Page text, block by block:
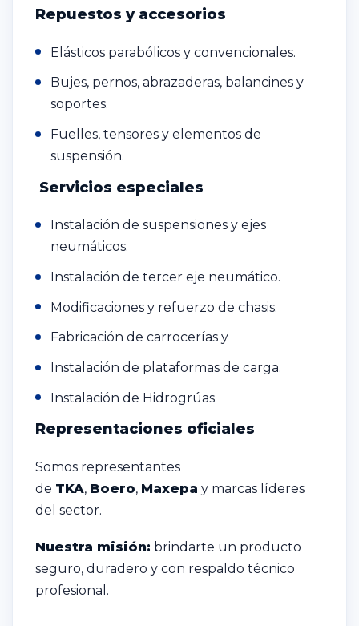
Repuestos y accesorios
Elásticos parabólicos y convencionales.
Bujes, pernos, abrazaderas, balancines y
soportes.
Fuelles, tensores y elementos de
suspensión.
Servicios especiales
Instalación de suspensiones y ejes
neumáticos.
Instalación de tercer eje neumático.
Modificaciones y refuerzo de chasis.
Fabricación de carrocerías y
Instalación de plataformas de carga.
Instalación de Hidrogrúas
Representaciones oficiales
Somos representantes
de TKA, Boero, Maxepa y marcas líderes
del sector.
Nuestra misión: brindarte un producto
seguro, duradero y con respaldo técnico
profesional.